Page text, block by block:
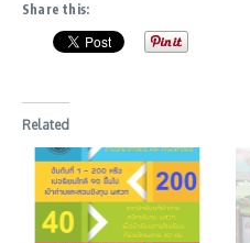
Share this:
Related